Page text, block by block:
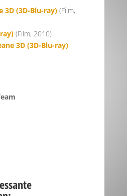
3D (3D-Blu-ray)(Film,
(Film, 2010)
3D (3D-Blu-ray)